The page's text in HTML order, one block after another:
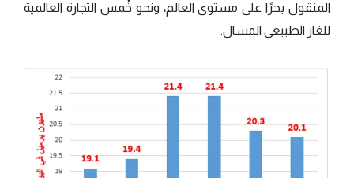
المنقول بحرًا على مستوى العالم، ونحو خُمس التجارة العالمية
للغاز الطبيعي المسال.